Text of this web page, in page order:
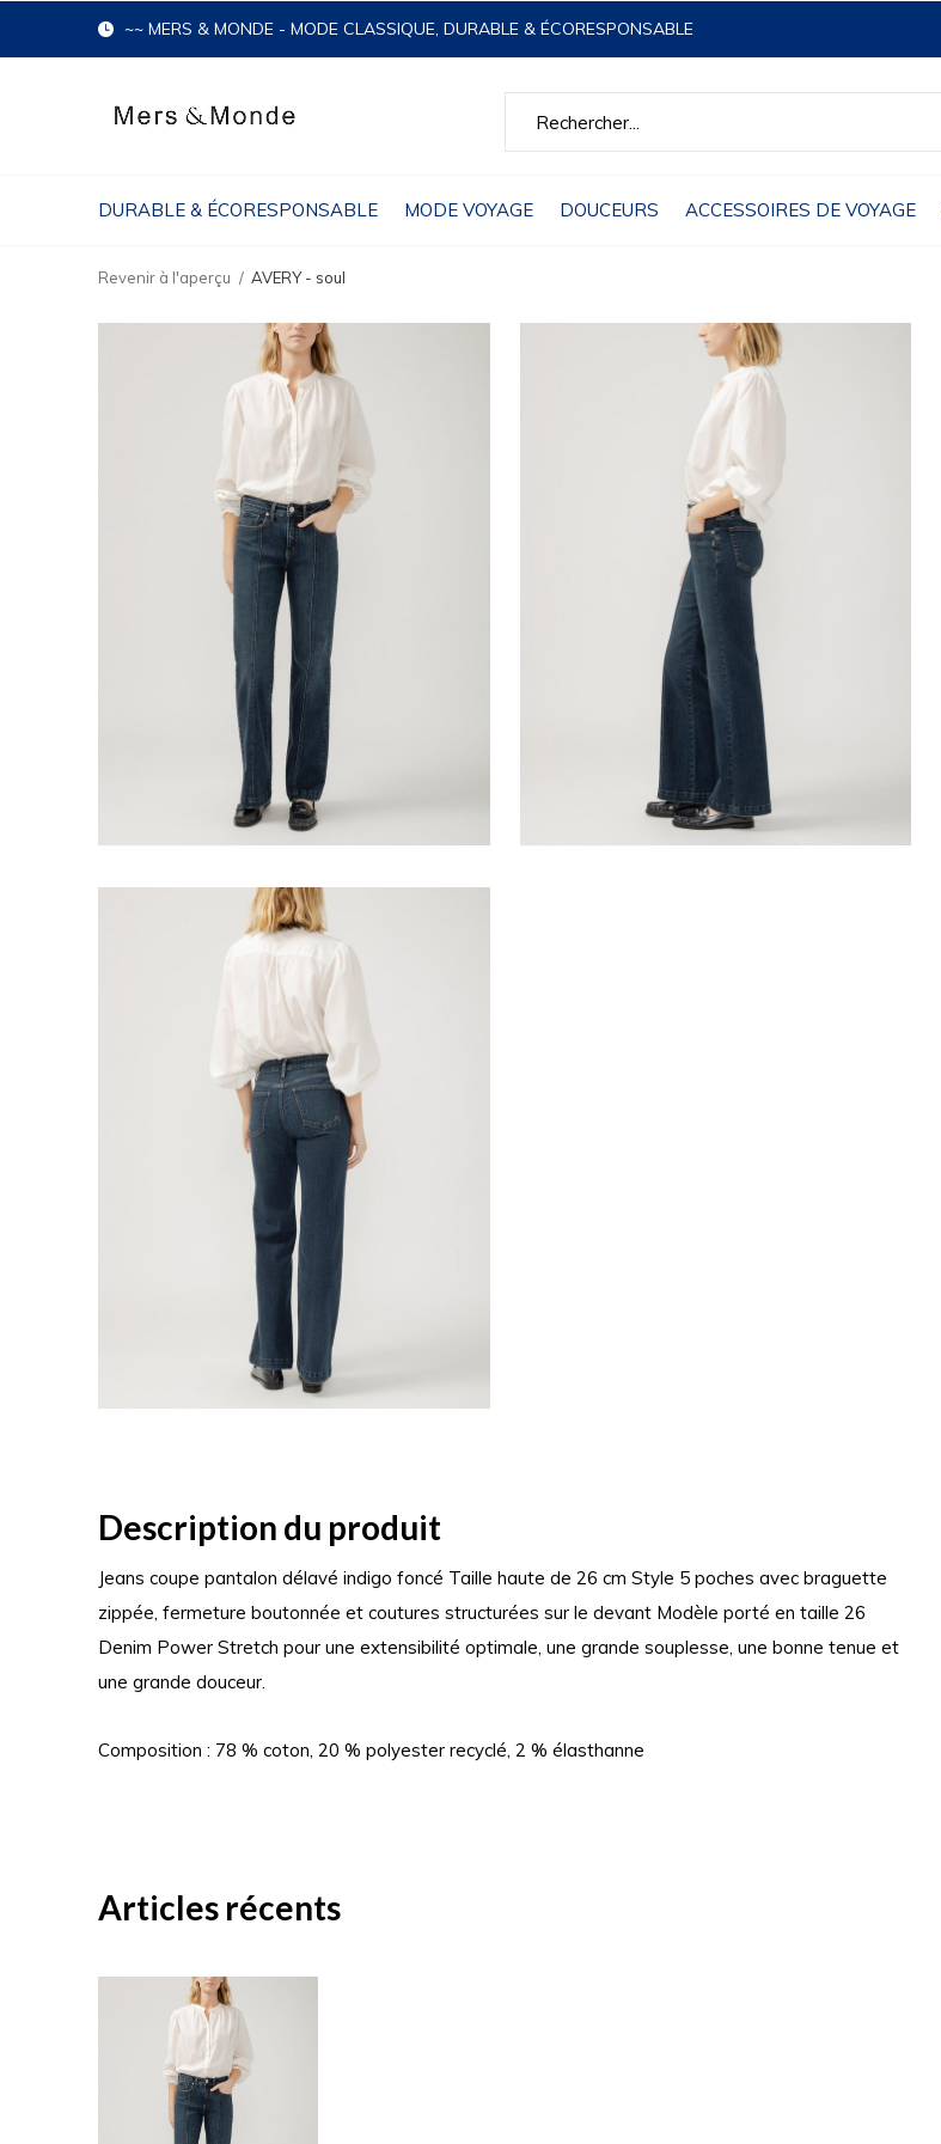
DURABLE & ÉCORESPONSABLE MODE VOYAGE DOUCEURS ACCESSOIRES DE VOYAGE
~~ MERS & MONDE - MODE CLASSIQUE, DURABLE & ÉCORESPONSABLE
Revenir à l'aperçu AVERY - soul
Description du produit
Jeans coupe pantalon délavé indigo foncé Taille haute de 26 cm Style 5 poches avec braguette
zippée, fermeture boutonnée et coutures structurées sur le devant Modèle porté en taille 26
Denim Power Stretch pour une extensibilité optimale, une grande souplesse, une bonne tenue et
une grande douceur.
Composition : 78 % coton, 20 % polyester recyclé, 2 % élasthanne
Articles récents